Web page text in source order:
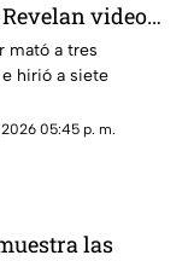
Revelan videos
del tiroteo
en famosa
en
mató a tres
e hirió a siete
05:45 p. m.
las